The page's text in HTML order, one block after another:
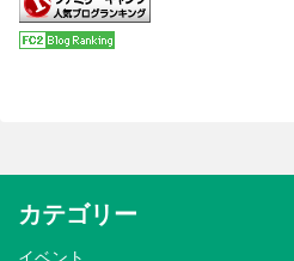
カテゴリー
イベント